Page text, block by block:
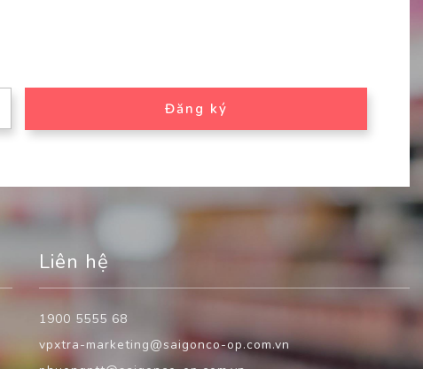
Đăng ký
Liên hệ
1900 5555 68
vpxtra-marketing@saigonco-op.com.vn